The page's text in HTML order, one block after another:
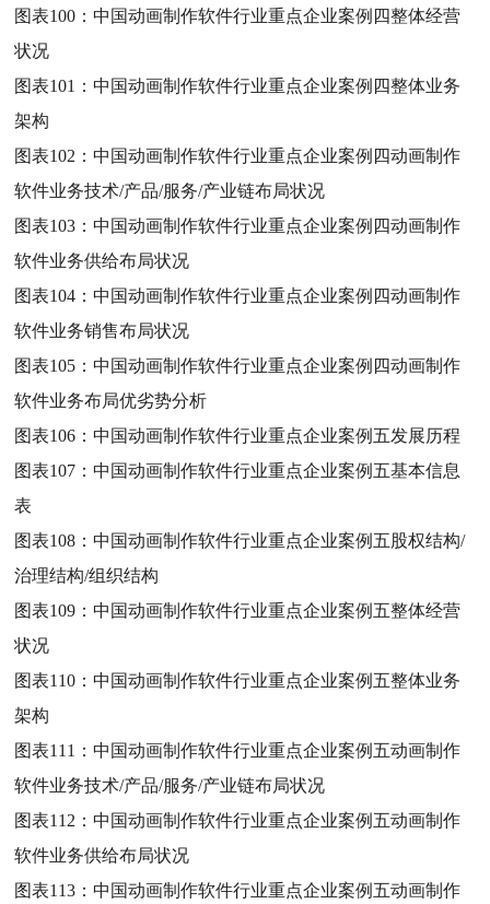
图表100：中国动画制作软件行业重点企业案例四整体经营
状况
图表101：中国动画制作软件行业重点企业案例四整体业务
架构
图表102：中国动画制作软件行业重点企业案例四动画制作
软件业务技术/产品/服务/产业链布局状况
图表103：中国动画制作软件行业重点企业案例四动画制作
软件业务供给布局状况
图表104：中国动画制作软件行业重点企业案例四动画制作
软件业务销售布局状况
图表105：中国动画制作软件行业重点企业案例四动画制作
软件业务布局优劣势分析
图表106：中国动画制作软件行业重点企业案例五发展历程
图表107：中国动画制作软件行业重点企业案例五基本信息
表
图表108：中国动画制作软件行业重点企业案例五股权结构/
治理结构/组织结构
图表109：中国动画制作软件行业重点企业案例五整体经营
状况
图表110：中国动画制作软件行业重点企业案例五整体业务
架构
图表111：中国动画制作软件行业重点企业案例五动画制作
软件业务技术/产品/服务/产业链布局状况
图表112：中国动画制作软件行业重点企业案例五动画制作
软件业务供给布局状况
图表113：中国动画制作软件行业重点企业案例五动画制作